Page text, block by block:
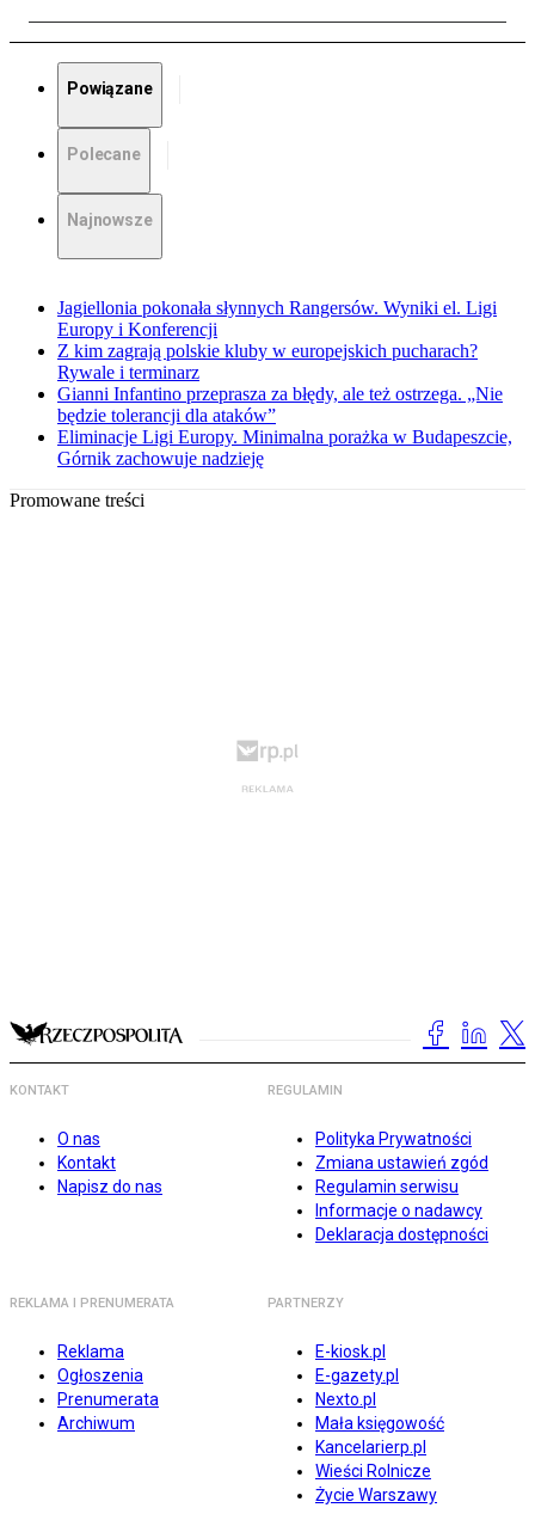
Powiązane
Polecane
Najnowsze
Jagiellonia pokonała słynnych Rangersów. Wyniki el. Ligi
Europy i Konferencji
Z kim zagrają polskie kluby w europejskich pucharach?
Rywale i terminarz
Gianni Infantino przeprasza za błędy, ale też ostrzega. „Nie
będzie tolerancji dla ataków”
Eliminacje Ligi Europy. Minimalna porażka w Budapeszcie,
Górnik zachowuje nadzieję
Promowane treści
KONTAKT
O nas
Kontakt
Napisz do nas
REGULAMIN
Polityka Prywatności
Zmiana ustawień zgód
Regulamin serwisu
Informacje o nadawcy
Deklaracja dostępności
REKLAMA I PRENUMERATA
Reklama
Ogłoszenia
Prenumerata
Archiwum
PARTNERZY
E-kiosk.pl
E-gazety.pl
Nexto.pl
Mała księgowość
Kancelarierp.pl
Wieści Rolnicze
Życie Warszawy